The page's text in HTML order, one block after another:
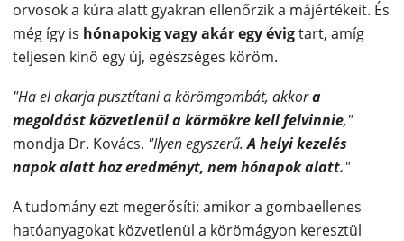
orvosok a kúra alatt gyakran ellenőrzik a májértékeit. És
még így is hónapokig vagy akár egy évigtart, amíg
teljesen kinő egy új, egészséges köröm.
"Ha el akarja pusztítani a körömgombát, akkora
megoldást közvetlenül a körmökre kell felvinnie,"
mondja Dr. Kovács. "Ilyen egyszerű.A helyi kezelés
napok alatt hoz eredményt, nem hónapok alatt."
A tudomány ezt megerősíti: amikor a gombaellenes
hatóanyagokat közvetlenül a körömágyon keresztül